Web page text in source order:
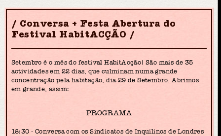
Conversa + Festa Abertura do
Festival HabitACÇÃO
Setembro é o mês do festival HabitAcção! São mais de 35
actividades em 22 dias, que culminam numa grande
concentração pela habitação, dia 29 de Setembro. Abrimos
em grande, assim:
PROGRAMA
18:30 - Conversa com os Sindicatos de Inquilinos de Londres